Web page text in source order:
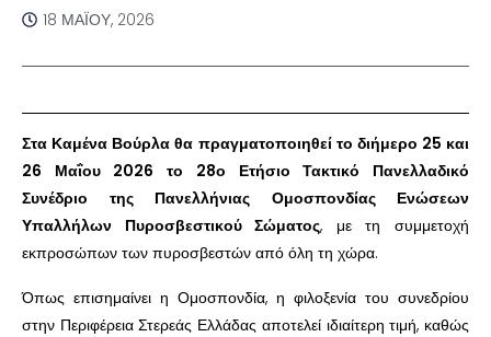
18 ΜΑΪ́ΟΥ, 2026
Στα Καμένα Βούρλα θα πραγματοποιηθεί το διήμερο 25 και
26 Μαΐου 2026 το 28ο Ετήσιο Τακτικό Πανελλαδικό
Συνέδριο της Πανελλήνιας Ομοσπονδίας Ενώσεων
Υπαλλήλων Πυροσβεστικού Σώματος, με τη συμμετοχή
εκπροσώπων των πυροσβεστών από όλη τη χώρα.
Όπως επισημαίνει η Ομοσπονδία, η φιλοξενία του συνεδρίου
στην Περιφέρεια Στερεάς Ελλάδας αποτελεί ιδιαίτερη τιμή, καθώς